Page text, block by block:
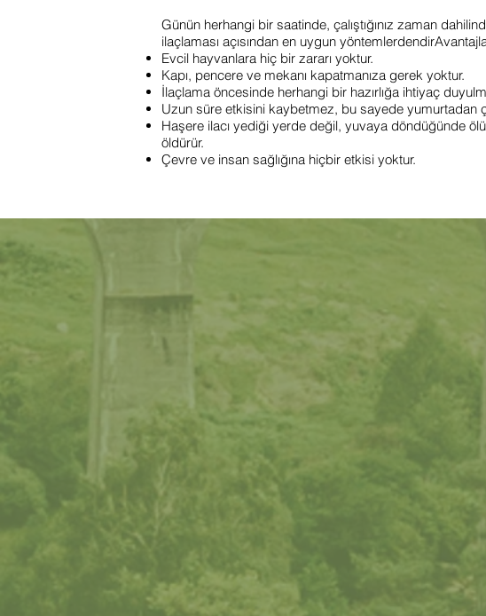
Günün herhangi bir saatinde, çalıştığınız zaman
ilaçlaması açısından en uygun
Evcil hayvanlara hiç bir zararı yoktur.
Kapı, pencere ve mekanı kapatmanıza gerek yoktur.
İlaçlama öncesinde herhangi bir hazırlığa ihtiyaç
Uzun süre etkisini kaybetmez, bu sayede yumurtadan
Haşere ilacı yediği yerde değil, yuvaya döndüğünde
öldürür.
Çevre ve insan sağlığına hiçbir etkisi yoktur.